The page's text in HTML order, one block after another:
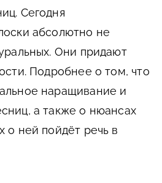
Сегодня
абсолютно не
Они придают
Подробнее о том, что
наращивание и
а также о нюансах
о ней пойдёт речь в